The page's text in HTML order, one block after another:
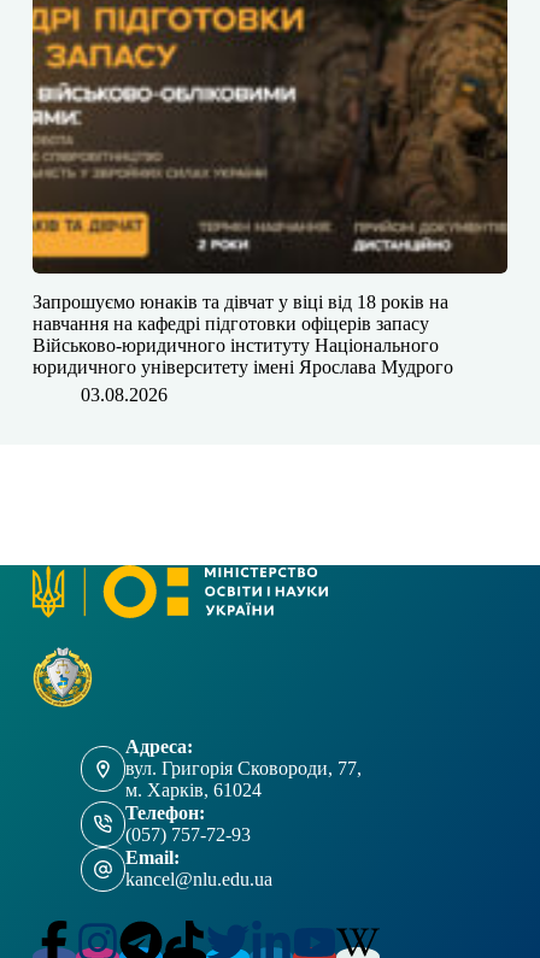
Запрошуємо юнаків та дівчат у віці від 18 років на
навчання на кафедрі підготовки офіцерів запасу
Військово-юридичного інституту Національного
юридичного університету імені Ярослава Мудрого
03.08.2026
Адреса:
вул. Григорія Сковороди, 77,
м. Харків, 61024
Телефон:
(057) 757-72-93
Email:
kancel@nlu.edu.ua